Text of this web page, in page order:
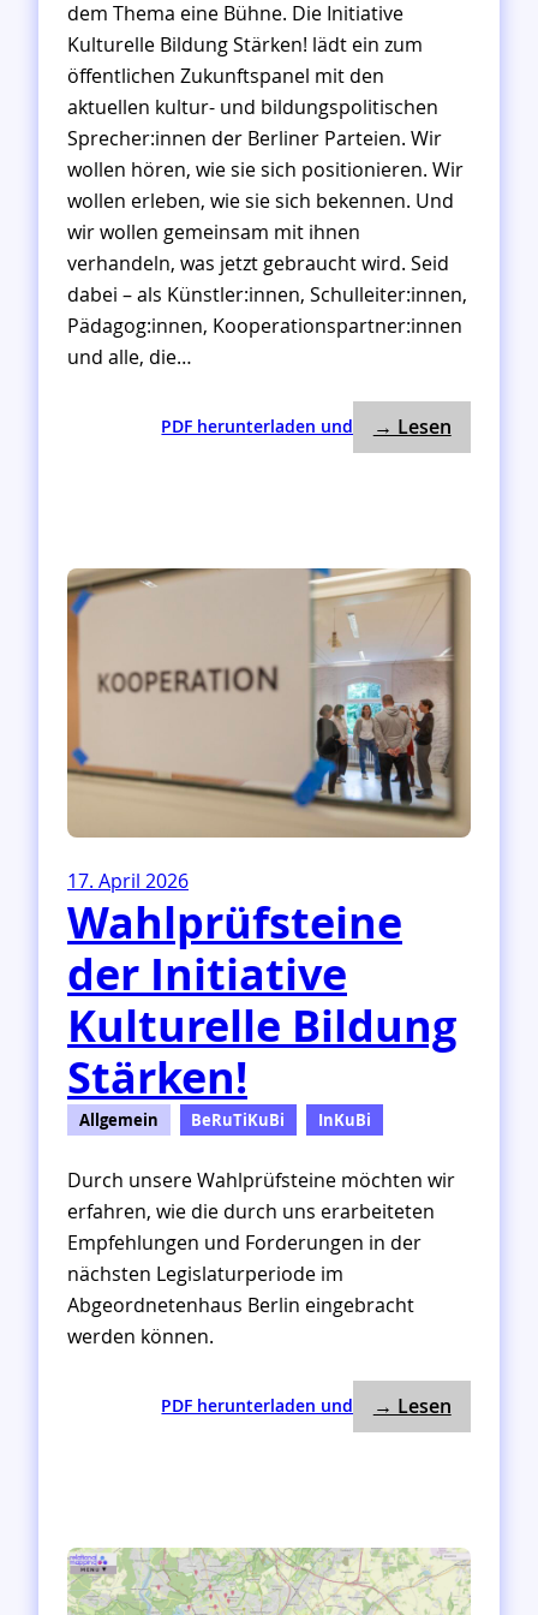
dem Thema eine Bühne. Die Initiative
Kulturelle Bildung Stärken! lädt ein zum
öffentlichen Zukunftspanel mit den
aktuellen kultur- und bildungspolitischen
Sprecher:innen der Berliner Parteien. Wir
wollen hören, wie sie sich positionieren. Wir
wollen erleben, wie sie sich bekennen. Und
wir wollen gemeinsam mit ihnen
verhandeln, was jetzt gebraucht wird. Seid
dabei – als Künstler:innen, Schulleiter:innen,
Pädagog:innen, Kooperationspartner:innen
und alle, die…
PDF herunterladen und
S
H
E
D
A
T
E
:
Z
u
k
t
n
:
E
n
e
L
g
l
t
r
K
→ Lesen: SAVE
17. April 2026
Wahlprüfsteine
der Initiative
Kulturelle Bildung
Stärken!
Allgemein BeRuTiKuBi InKuBi
Durch unsere Wahlprüfsteine möchten wir
erfahren, wie die durch uns erarbeiteten
Empfehlungen und Forderungen in der
nächsten Legislaturperiode im
Abgeordnetenhaus Berlin eingebracht
werden können.
PDF herunterladen und
W
r
ü
→ Lesen: